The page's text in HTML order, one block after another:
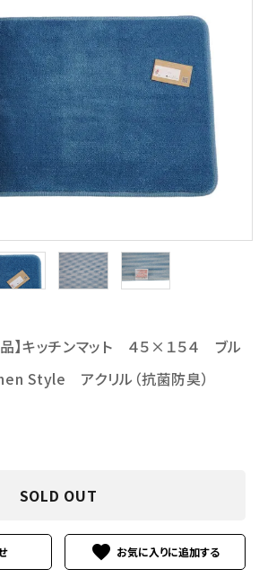
】キッチンマット ４５×１５４ ブル
Style アクリル（抗菌防臭）
SOLD OUT
favorite